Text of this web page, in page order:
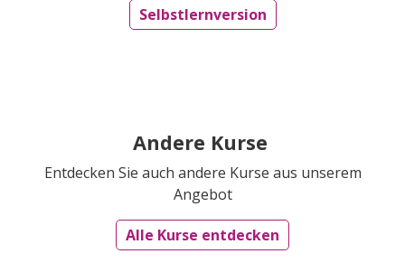
Selbstlernversion
Andere Kurse
Entdecken Sie auch andere Kurse aus unserem
Angebot
Alle Kurse entdecken